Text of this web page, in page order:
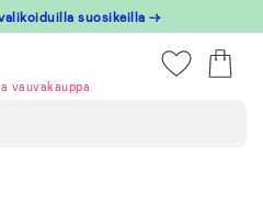
suosikeilla →
vauvakauppa